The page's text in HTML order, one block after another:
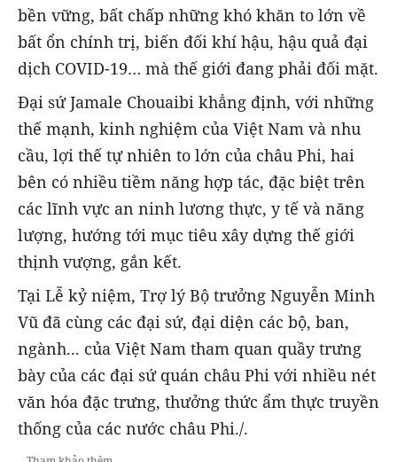
bền vững, bất chấp những khó khăn to lớn về
bất ổn chính trị, biến đối khí hậu, hậu quả đại
dịch COVID-19… mà thế giới đang phải đối mặt.
Đại sứ Jamale Chouaibi khẳng định, với những
thế mạnh, kinh nghiệm của Việt Nam và nhu
cầu, lợi thế tự nhiên to lớn của châu Phi, hai
bên có nhiều tiềm năng hợp tác, đặc biệt trên
các lĩnh vực an ninh lương thực, y tế và năng
lượng, hướng tới mục tiêu xây dựng thế giới
thịnh vượng, gắn kết.
Tại Lễ kỷ niệm, Trợ lý Bộ trưởng Nguyễn Minh
Vũ đã cùng các đại sứ, đại diện các bộ, ban,
ngành... của Việt Nam tham quan quầy trưng
bày của các đại sứ quán châu Phi với nhiều nét
văn hóa đặc trưng, thưởng thức ẩm thực truyền
thống của các nước châu Phi./.